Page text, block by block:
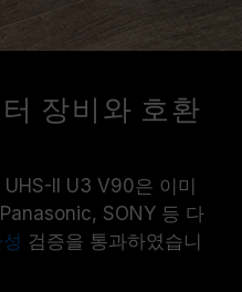
장비와 호환
UHS-II U3 V90은 이미
SONY 등 다
검증을 통과하였습니